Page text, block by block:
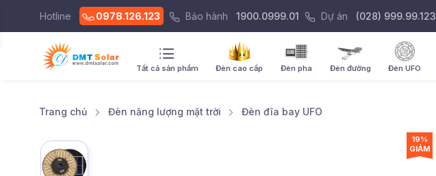
Hotline 0978.126.123 Bảo hành 1900.0999.01 Dự án (028) 999.99.123
Tất cả sản phẩm Đèn cao cấp Đèn pha Đèn đường Đèn UFO
Trang chủ Đèn năng lượng mặt trời Đèn đĩa bay UFO
19%
GIẢM